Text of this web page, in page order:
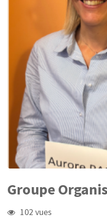
Groupe
102 vues